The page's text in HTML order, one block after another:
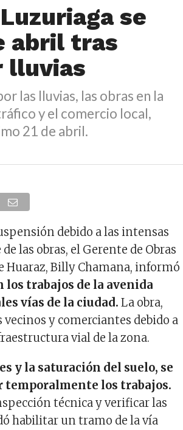
se
abril tras
lluvias
las lluvias, las obras en la
y el comercio local,
21 de abril.
debido a las intensas
las obras, el Gerente de Obras
Huaraz, Billy Chamana, informó
los trabajos de la avenida
vías de la ciudad. La obra,
y comerciantes debido a
vial de la zona.
y la saturación del suelo, se
temporalmente los trabajos.
técnica y verificar las
habilitar un tramo de la vía